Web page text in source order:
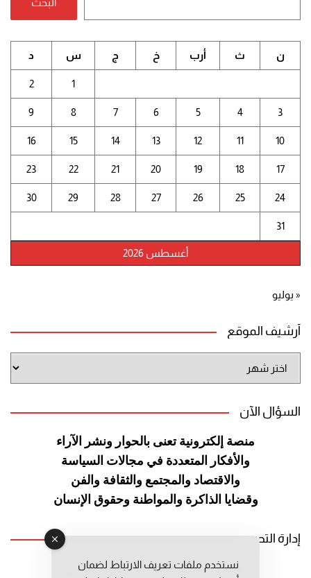
البحث
أغسطس 2026
ن ث أرب خ ج س د
1
2
3
4
5
6
7
8
9
10
11
12
13
14
15
16
17
18
19
20
21
22
23
24
25
26
27
28
29
30
31
« يوليو
أرشيف الموقع
الموقع
السؤال الآن
منصة إلكترونية تعنى بالحوار ونشر الآراء
والأفكار المتعددة في مجالات السياسة
والاقتصاد والمجتمع والثقافة والفن
وقضايا الذاكرة والمواطنة وحقوق الإنسان
إدارة التحرير
رئيس التحرير: عبد الرحيم التوراني
نستخدم ملفات تعريف الارتباط لضمان